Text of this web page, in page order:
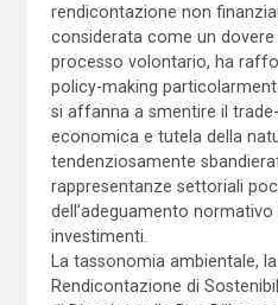
rendicontazione non
considerata come un
processo volontario, ha
policy-making
si affanna a smentire il
economica e tutela della
tendenziosamente
rappresentanze settoriali
dell’adeguamento
investimenti.
La tassonomia ambientale,
Rendicontazione di